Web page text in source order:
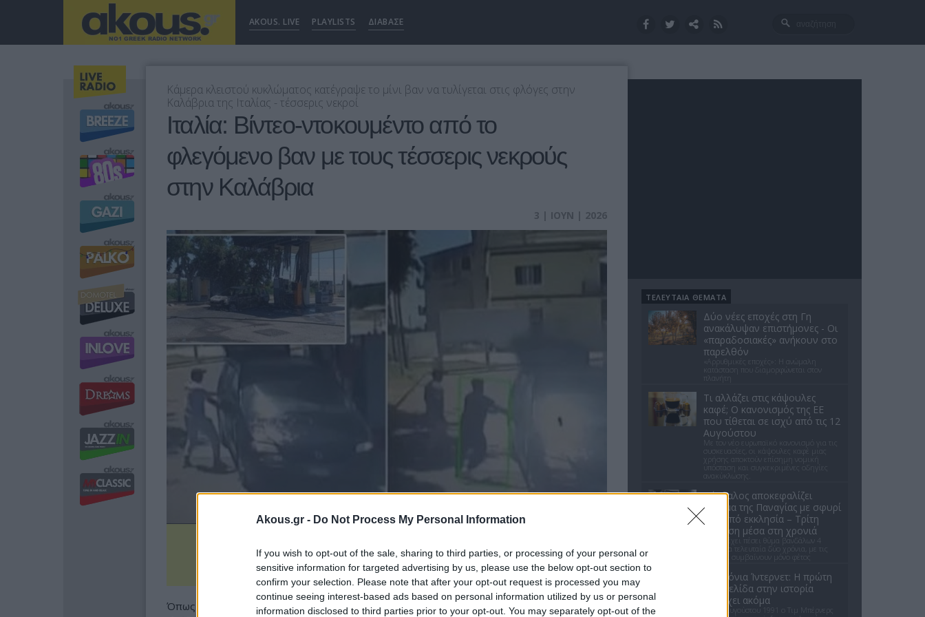
Akous.gr - Do Not Process My Personal Information
If you wish to opt-out of the sale, sharing to third parties, or processing of your personal or
sensitive information for targeted advertising by us, please use the below opt-out section to
confirm your selection. Please note that after your opt-out request is processed you may
continue seeing interest-based ads based on personal information utilized by us or personal
information disclosed to third parties prior to your opt-out. You may separately opt-out of the
AKOUS. LIVE PLAYLISTS ΔΙΑΒΑΣΕ
Κάμερα κλειστού κυκλώματος κατέγραψε το μίνι βαν να τυλίγεται στις φλόγες στην
Καλάβρια της Ιταλίας - τέσσερις νεκροί
Ιταλία: Βίντεο-ντοκουμέντο από το
φλεγόμενο βαν με τους τέσσερις νεκρούς
στην Καλάβρια
3 | ΙΟΥΝ | 2026
Όπως φαίνεται στο βίντεο, οι δύο Πακιστανοί
περιέλουσαν το βανάκι με βενζίνη,
ΤΕΛΕΥΤΑΙΑ ΘΕΜΑΤΑ
Δύο νέες εποχές στη Γη
ανακάλυψαν επιστήμονες - Oι
«παραδοσιακές» ανήκουν στο
παρελθόν
«Αρρυθμικές εποχές»: Η ανώμαλη
κατάσταση που διαμορφώνεται στον
πλανήτη
Τι αλλάζει στις κάψουλες
καφέ; Ο κανονισμός της ΕΕ
που τίθεται σε ισχύ από τις 12
Αυγούστου
Με τον νέο ευρωπαϊκό κανονισμό για τις
συσκευασίες, οι κάψουλες καφέ μιας
χρήσης αποκτούν επίσημη νομική
υπόσταση και συγκεκριμένες οδηγίες
ανακύκλωσης.
Βάνδαλος αποκεφαλίζει
άγαλμα της Παναγίας με σφυρί
έξω από εκκλησία – Τρίτη
επίθεση μέσα στη χρονιά
Ο ναός έχει πέσει θύμα βανδάλων 4
φορές τα τελευταία δύο χρόνια, με τις
τρεις να συμβαίνουν μόνο φέτος
35 χρόνια Ίντερνετ: Η πρώτη
ιστοσελίδα στην ιστορία
υπάρχει ακόμα
Στις 6 Αυγούστου 1991 ο Τιμ Μπέρνερς